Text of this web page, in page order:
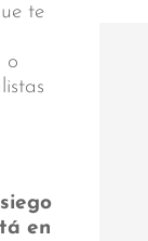
te
o
en